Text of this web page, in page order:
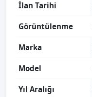
İlan Tarihi
Görüntülenme
Marka
Model
Yıl Aralığı